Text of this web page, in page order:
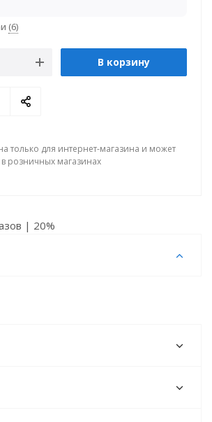
(6)
В корзину
только для интернет-магазина и может
в розничных магазинах
| 20%